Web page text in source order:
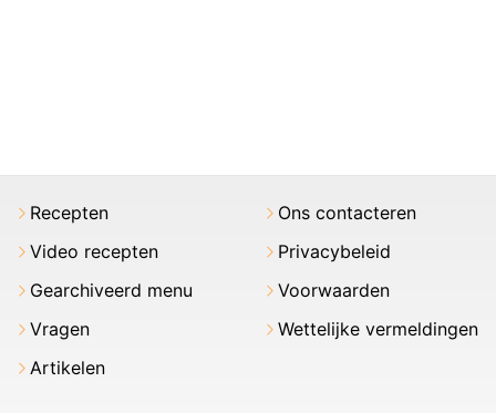
Recepten
Video recepten
Gearchiveerd menu
Vragen
Artikelen
Ons contacteren
Privacybeleid
Voorwaarden
Wettelijke vermeldingen